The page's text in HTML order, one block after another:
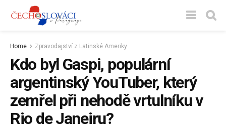
Home Zpravodajství z Latinské Ameriky
Kdo byl Gaspi, populární
argentinský YouTuber, který
zemřel při nehodě vrtulníku v
Rio de Janeiru?